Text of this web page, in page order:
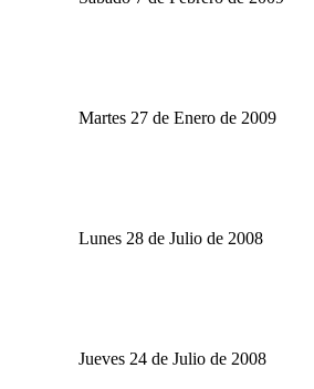
Martes 27 de Enero de 2009
Lunes 28 de Julio de 2008
Jueves 24 de Julio de 2008